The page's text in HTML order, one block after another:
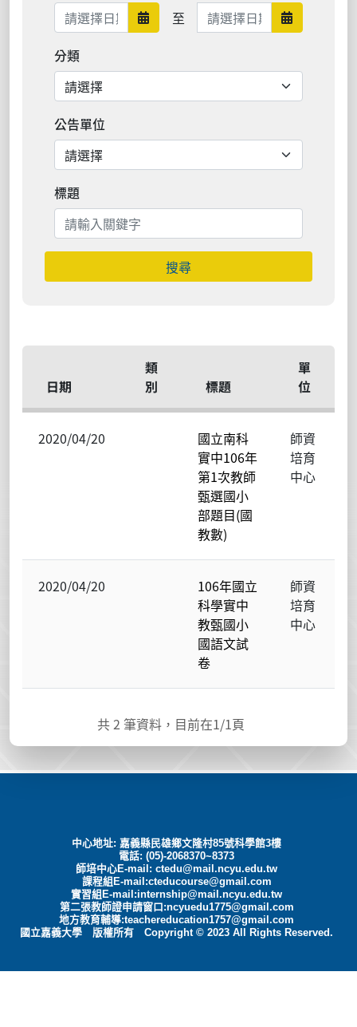
日期範圍開始
至 日期範圍結束 日期範圍
分類
公告單位
標題
搜尋
日期
類
別
標題
單
位
2020/04/20
國立南科
實中106年
第1次教師
甄選國小
部題目(國
教數)
師資
培育
中心
2020/04/20
106年國立
科學實中
教甄國小
國語文試
卷
師資
培育
中心
共2 筆資料，目前在1/1頁
中心地址: 嘉義縣民雄鄉文隆村85號科學館3樓
電話: (05)-2068370~8373
師培中心E-mail:ctedu@mail.ncyu.edu.tw
課程組E-mail:cteducourse@gmail.com
實習組E-mail:internship@mail.ncyu.edu.tw
第二張教師證申請窗口:ncyuedu1775@gmail.com
地方教育輔導:teachereducation1757@gmail.com
國立嘉義大學 版權所有 Copyright © 2023 All Rights Reserved.